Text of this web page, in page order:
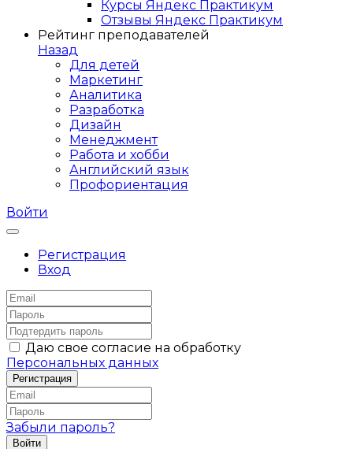
Курсы Яндекс Практикум
Отзывы Яндекс Практикум
Рейтинг преподавателей
Назад
Для детей
Маркетинг
Аналитика
Разработка
Дизайн
Менеджмент
Работа и хобби
Английский язык
Профориентация
Войти
Регистрация
Вход
Даю свое согласие на обработку
Персональных данных
Забыли пароль?